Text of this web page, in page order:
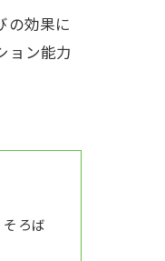
の効果に
ョン能力
ろば